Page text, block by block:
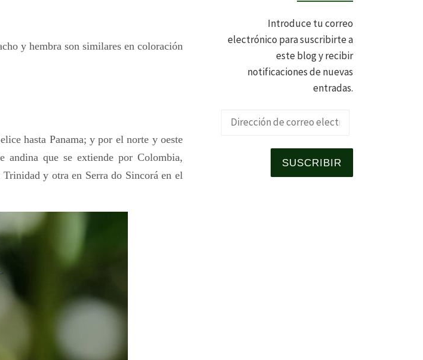
y hembra son similares en coloración
hasta Panama; y por el norte y oeste
andina que se extiende por Colombia,
y otra en Serra do Sincorá en el
Introduce tu correo
electrónico para suscribirte a
este blog y recibir
notificaciones de nuevas
entradas.
SUSCRIBIR